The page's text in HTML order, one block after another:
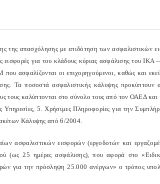
της απασχόλησης με επιδότηση των ασφαλιστικών
εισφορές για του κλάδους κύριας ασφάλισης του
ασφαλίζονται οι επιχορηγούμενοι, καθώς και
Τα ποσοστά ασφαλιστικής κάλυψης προκύπτουν
τους καλύπτονται στο σύνολο τους από τον ΟΑΕΔ
Υπηρεσίες, 5. Χρήσιμες Πληροφορίες για την
Κάλυψης από 6/2004.
ασφαλιστικών εισφορών (εργοδοτών και
(ως 25 ημέρες ασφάλισης), που αφορά στο
για την πρόσληψη 25.000 ανέργων» ο τρόπος